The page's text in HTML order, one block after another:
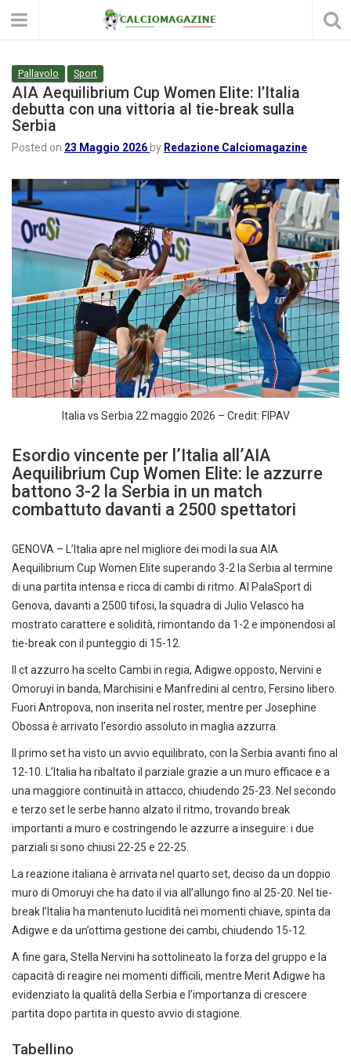
Pallavolo Sport
AIA Aequilibrium Cup Women Elite: l’Italia
debutta con una vittoria al tie-break sulla
Serbia
Posted on 23 Maggio 2026 by Redazione Calciomagazine
Italia vs Serbia 22 maggio 2026 – Credit: FIPAV
Esordio vincente per l’Italia all’AIA
Aequilibrium Cup Women Elite: le azzurre
battono 3-2 la Serbia in un match
combattuto davanti a 2500 spettatori
GENOVA – L’Italia apre nel migliore dei modi la sua AIA
Aequilibrium Cup Women Elite superando 3-2 la Serbia al termine
di una partita intensa e ricca di cambi di ritmo. Al PalaSport di
Genova, davanti a 2500 tifosi, la squadra di Julio Velasco ha
mostrato carattere e solidità, rimontando da 1-2 e imponendosi al
tie-break con il punteggio di 15-12.
Il ct azzurro ha scelto Cambi in regia, Adigwe opposto, Nervini e
Omoruyi in banda, Marchisini e Manfredini al centro, Fersino libero.
Fuori Antropova, non inserita nel roster, mentre per Josephine
Obossa è arrivato l’esordio assoluto in maglia azzurra.
Il primo set ha visto un avvio equilibrato, con la Serbia avanti fino al
12-10. L’Italia ha ribaltato il parziale grazie a un muro efficace e a
una maggiore continuità in attacco, chiudendo 25-23. Nel secondo
e terzo set le serbe hanno alzato il ritmo, trovando break
importanti a muro e costringendo le azzurre a inseguire: i due
parziali si sono chiusi 22-25 e 22-25.
La reazione italiana è arrivata nel quarto set, deciso da un doppio
muro di Omoruyi che ha dato il via all’allungo fino al 25-20. Nel tie-
break l’Italia ha mantenuto lucidità nei momenti chiave, spinta da
Adigwe e da un’ottima gestione dei cambi, chiudendo 15-12.
A fine gara, Stella Nervini ha sottolineato la forza del gruppo e la
capacità di reagire nei momenti difficili, mentre Merit Adigwe ha
evidenziato la qualità della Serbia e l’importanza di crescere
partita dopo partita in questo avvio di stagione.
Tabellino